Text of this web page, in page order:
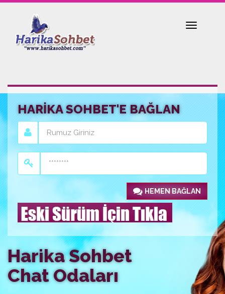
Toggle
HARİKA SOHBET'E BAĞLAN
HEMEN BAĞLAN
Harika Sohbet
Chat Odaları